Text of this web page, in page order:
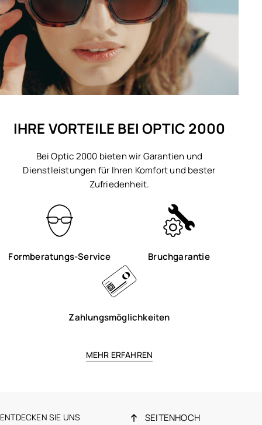
IHRE VORTEILE BEI OPTIC 2000
Bei Optic 2000 bieten wir Garantien und
Dienstleistungen für Ihren Komfort und bester
Zufriedenheit.
Formberatungs-Service Bruchgarantie
Zahlungsmöglichkeiten
MEHR ERFAHREN
ENTDECKEN SIE UNS SEITENHOCH